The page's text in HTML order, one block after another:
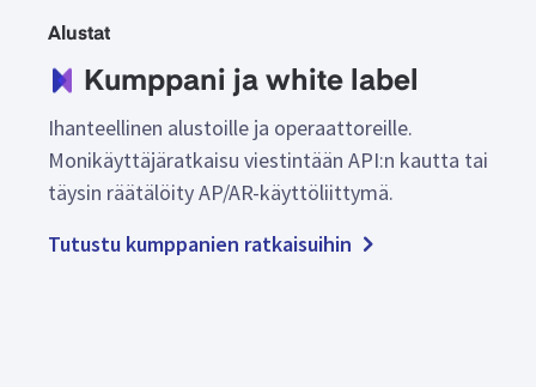
Alustat
Kumppani ja white label
Ihanteellinen alustoille ja operaattoreille.
Monikäyttäjäratkaisu viestintään API:n kautta tai
täysin räätälöity AP/AR-käyttöliittymä.
Tutustu kumppanien ratkaisuihin